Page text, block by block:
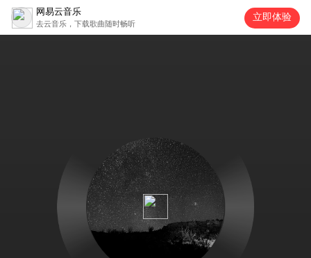
网易云音乐
去云音乐，下载歌曲随时畅听
立即体验